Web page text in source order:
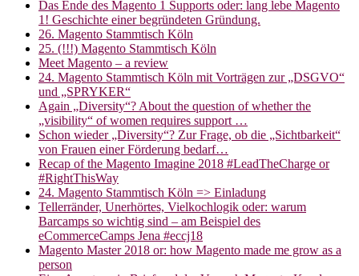
Das Ende des Magento 1 Supports oder: lang lebe Magento
1! Geschichte einer begründeten Gründung.
26. Magento Stammtisch Köln
25. (!!!) Magento Stammtisch Köln
Meet Magento – a review
24. Magento Stammtisch Köln mit Vorträgen zur „DSGVO“
und „SPRYKER“
Again „Diversity“? About the question of whether the
„visibility“ of women requires support …
Schon wieder „Diversity“? Zur Frage, ob die „Sichtbarkeit“
von Frauen einer Förderung bedarf…
Recap of the Magento Imagine 2018 #LeadTheCharge or
#RightThisWay
24. Magento Stammtisch Köln => Einladung
Tellerränder, Unerhörtes, Vielkochlogik oder: warum
Barcamps so wichtig sind – am Beispiel des
eCommerceCamps Jena #eccj18
Magento Master 2018 or: how Magento made me grow as a
person